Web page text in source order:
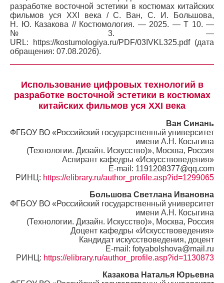
разработке восточной эстетики в костюмах китайских
фильмов уся XXI века / С. Ван, С. И. Большова,
Н. Ю. Казакова // Костюмология. — 2025. — Т 10. —
№3. —
URL: https://kostumologiya.ru/PDF/03IVKL325.pdf (дата
обращения: 07.08.2026).
Использование цифровых технологий в
разработке восточной эстетики в костюмах
китайских фильмов уся XXI века
Ван Синань
ФГБОУ ВО «Российский государственный университет
имени А.Н. Косыгина
(Технологии. Дизайн. Искусство)», Москва, Россия
Аспирант кафедры «Искусствоведения»
E-mail: 1191208377@qq.com
РИНЦ: https://elibrary.ru/author_profile.asp?id=1299065
Большова Светлана Ивановна
ФГБОУ ВО «Российский государственный университет
имени А.Н. Косыгина
(Технологии. Дизайн. Искусство)», Москва, Россия
Доцент кафедры «Искусствоведения»
Кандидат искусствоведения, доцент
E-mail: fotyabolshova@mail.ru
РИНЦ: https://elibrary.ru/author_profile.asp?id=1130873
Казакова Наталья Юрьевна